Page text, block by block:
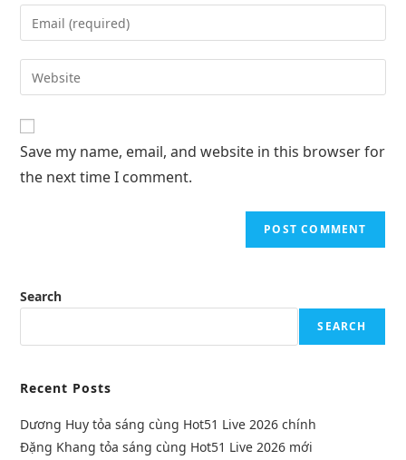
Save my name, email, and website in this browser for
the next time I comment.
Search
SEARCH
Recent Posts
Dương Huy tỏa sáng cùng Hot51 Live 2026 chính
Đặng Khang tỏa sáng cùng Hot51 Live 2026 mới